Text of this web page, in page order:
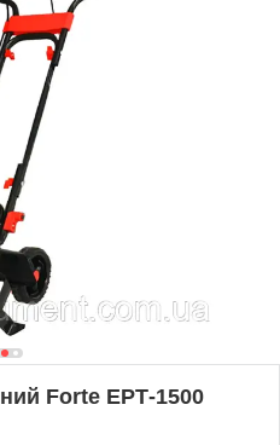
Forte ЕРТ-1500